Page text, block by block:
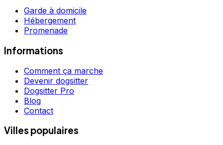
Garde à domicile
Hébergement
Promenade
Informations
Comment ça marche
Devenir dogsitter
Dogsitter Pro
Blog
Contact
Villes populaires